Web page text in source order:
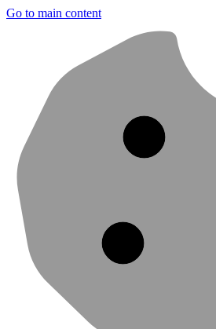
Go to main content